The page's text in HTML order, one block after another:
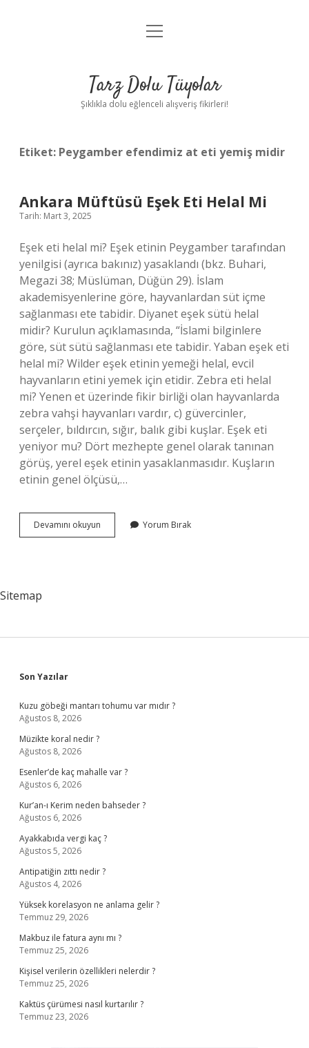
Anasayfa
Yasal Uyarı
menüyü
Tarz Dolu Tüyolar
Şıklıkla dolu eğlenceli alışveriş fikirleri!
Etiket: Peygamber efendimiz at eti yemiş midir
Ankara Müftüsü Eşek Eti Helal Mi
Tarih: Mart 3, 2025
Eşek eti helal mi? Eşek etinin Peygamber tarafından
yenilgisi (ayrıca bakınız) yasaklandı (bkz. Buhari,
Megazi 38; Müslüman, Düğün 29). İslam
akademisyenlerine göre, hayvanlardan süt içme
sağlanması ete tabidir. Diyanet eşek sütü helal
midir? Kurulun açıklamasında, “İslami bilginlere
göre, süt sütü sağlanması ete tabidir. Yaban eşek eti
helal mi? Wilder eşek etinin yemeği helal, evcil
hayvanların etini yemek için etidir. Zebra eti helal
mi? Yenen et üzerinde fikir birliği olan hayvanlarda
zebra vahşi hayvanları vardır, c) güvercinler,
serçeler, bıldırcın, sığır, balık gibi kuşlar. Eşek eti
yeniyor mu? Dört mezhepte genel olarak tanınan
görüş, yerel eşek etinin yasaklanmasıdır. Kuşların
etinin genel ölçüsü,…
Devamını okuyun
Müftüsü
Yorum Bırak
Sitemap
Sidebar
Son Yazılar
Kuzu göbeği mantarı tohumu var mıdır ?
Ağustos 8, 2026
Müzikte koral nedir ?
Ağustos 8, 2026
Esenler’de kaç mahalle var ?
Ağustos 6, 2026
Kur’an-ı Kerim neden bahseder ?
Ağustos 6, 2026
Ayakkabıda vergi kaç ?
Ağustos 5, 2026
Antipatiğin zıttı nedir ?
Ağustos 4, 2026
Yüksek korelasyon ne anlama gelir ?
Temmuz 29, 2026
Makbuz ile fatura aynı mı ?
Temmuz 25, 2026
Kişisel verilerin özellikleri nelerdir ?
Temmuz 25, 2026
Kaktüs çürümesi nasıl kurtarılır ?
Temmuz 23, 2026